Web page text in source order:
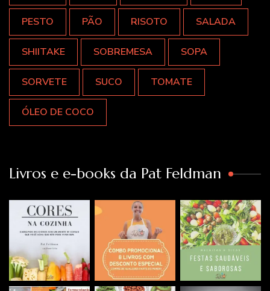
PESTO PÃO RISOTO SALADA
SHIITAKE SOBREMESA SOPA
SORVETE SUCO TOMATE
ÓLEO DE COCO
Livros e e-books da Pat Feldman